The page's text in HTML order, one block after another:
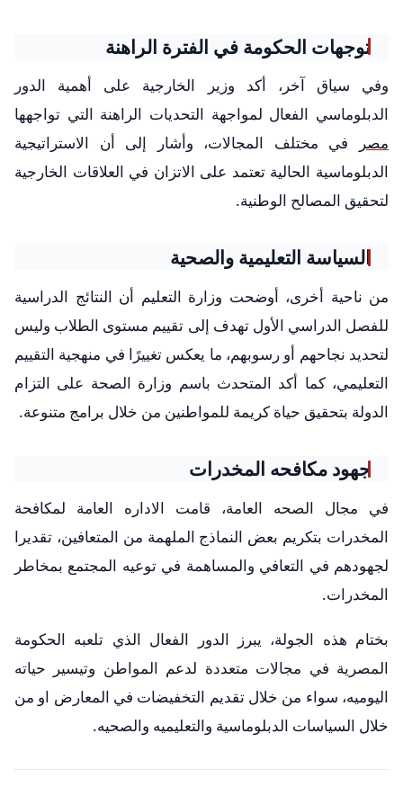
توجهات الحكومة في الفترة الراهنة
وفي سياق آخر، أكد وزير الخارجية على أهمية الدور
الدبلوماسي الفعال لمواجهة التحديات الراهنة التي تواجهها
مصر
في مختلف المجالات، وأشار إلى أن الاستراتيجية
الدبلوماسية الحالية تعتمد على الاتزان في العلاقات الخارجية
لتحقيق المصالح الوطنية.
السياسة التعليمية والصحية
من ناحية أخرى، أوضحت وزارة التعليم أن النتائج الدراسية
للفصل الدراسي الأول تهدف إلى تقييم مستوى الطلاب وليس
لتحديد نجاحهم أو رسوبهم، ما يعكس تغييرًا في منهجية التقييم
التعليمي، كما أكد المتحدث باسم وزارة الصحة على التزام
الدولة بتحقيق حياة كريمة للمواطنين من خلال برامج متنوعة.
جهود مكافحه المخدرات
في مجال الصحه العامة، قامت الاداره العامة لمكافحة
المخدرات بتكريم بعض النماذج الملهمة من المتعافين، تقديرا
لجهودهم في التعافي والمساهمة في توعيه المجتمع بمخاطر
المخدرات.
بختام هذه الجولة، يبرز الدور الفعال الذي تلعبه الحكومة
المصرية في مجالات متعددة لدعم المواطن وتيسير حياته
اليوميه، سواء من خلال تقديم التخفيضات في المعارض او من
خلال السياسات الدبلوماسية والتعليميه والصحيه.